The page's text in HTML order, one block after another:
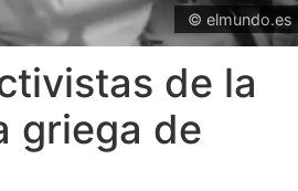
© elmundo.es
de la
griega de